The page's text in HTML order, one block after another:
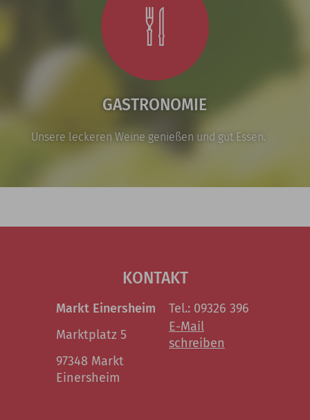
GASTRONOMIE
Unsere leckeren Weine genießen und gut Essen.
KONTAKT
Markt Einersheim
Tel.: 09326 396
Marktplatz 5
E-Mail
schreiben
97348 Markt
Einersheim